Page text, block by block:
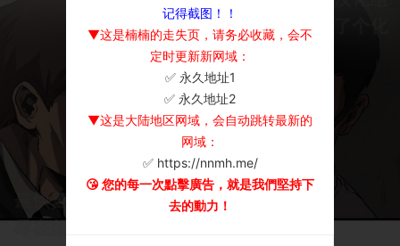
记得截图！！
▼这是楠楠的走失页，请务必收藏，会不
定时更新新网域：
✅ 永久地址1
✅ 永久地址2
▼这是大陆地区网域，会自动跳转最新的
网域：
✅ https://nnmh.me/
😘 您的每一次點擊廣告，就是我們堅持下
去的動力！